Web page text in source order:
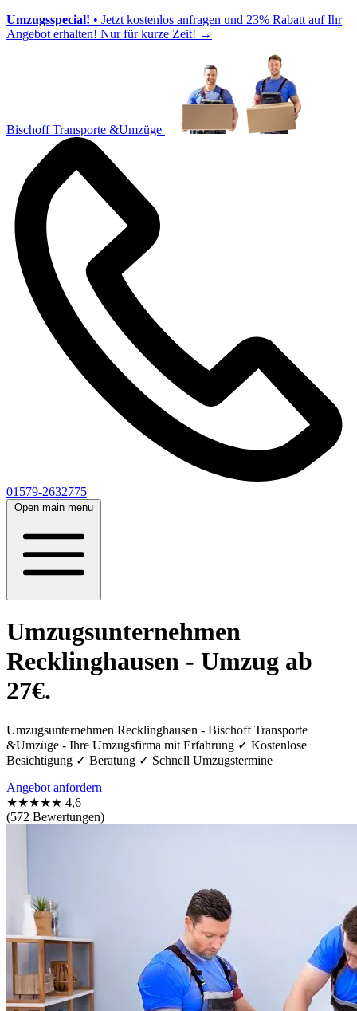
Umzugsspecial! • Jetzt kostenlos anfragen und 23% Rabatt auf Ihr
Angebot erhalten! Nur für kurze Zeit! →
Bischoff Transporte &Umzüge
01579-2632775
Open main menu
Umzugsunternehmen
Recklinghausen - Umzug ab
27€.
Umzugsunternehmen Recklinghausen - Bischoff Transporte
&Umzüge - Ihre Umzugsfirma mit Erfahrung ✓ Kostenlose
Besichtigung ✓ Beratung ✓ Schnell Umzugstermine
Angebot anfordern
★★★★★ 4,6
(572 Bewertungen)